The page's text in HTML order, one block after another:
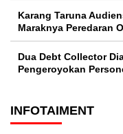
Karang Taruna
Maraknya Peredaran
Dua Debt Collector
Pengeroyokan
INFOTAIMENT